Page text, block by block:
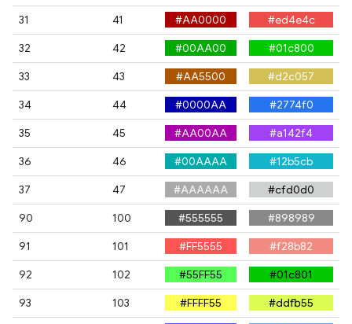
31
41 #AA0000
#ed4e4c
32
42 #00AA00
#01c800
33
43 #AA5500
#d2c057
34
44 #0000AA
#2774f0
35
45 #AA00AA
#a142f4
36
46 #00AAAA
#12b5cb
37
47 #AAAAAA
#cfd0d0
90
100 #555555
#898989
91
101 #FF5555
#f28b82
92
102 #55FF55
#01c801
93
103 #FFFF55
#ddfb55